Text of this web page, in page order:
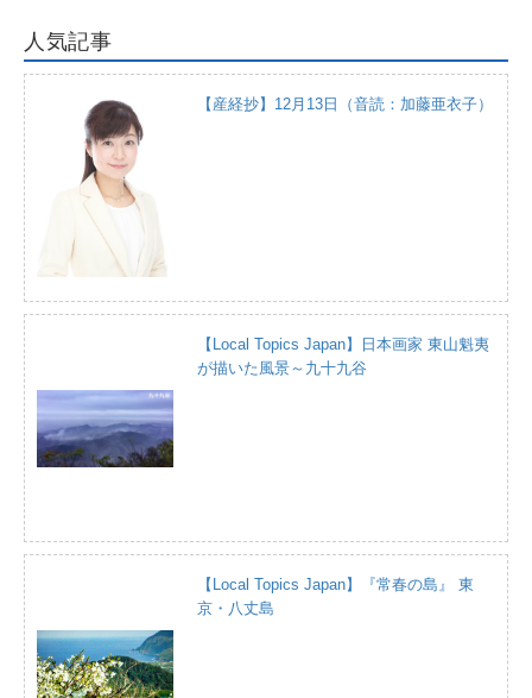
人気記事
【産経抄】12月13日（音読：加藤亜衣子）
【Local Topics Japan】日本画家 東山魁夷
が描いた風景～九十九谷
【Local Topics Japan】『常春の島』 東
京・八丈島